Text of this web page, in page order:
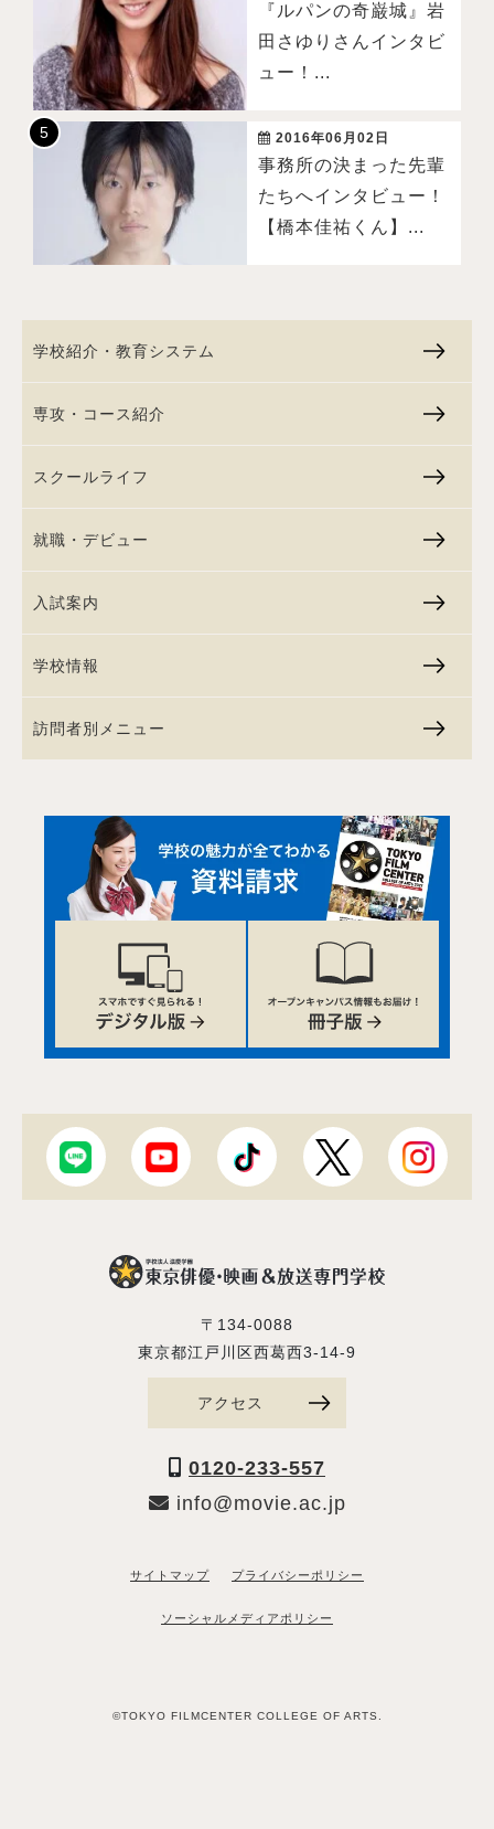
『ルパンの奇巌城』岩
田さゆりさんインタビ
ュー！...
2016年06月02日
事務所の決まった先輩
たちへインタビュー！
【橋本佳祐くん】...
学校紹介・教育システム
専攻・コース紹介
スクールライフ
就職・デビュー
入試案内
学校情報
訪問者別メニュー
〒134-0088
東京都江戸川区西葛西3-14-9
アクセス
0120-233-557
info@movie.ac.jp
サイトマップ プライバシーポリシー
ソーシャルメディアポリシー
©TOKYO FILMCENTER COLLEGE OF ARTS.